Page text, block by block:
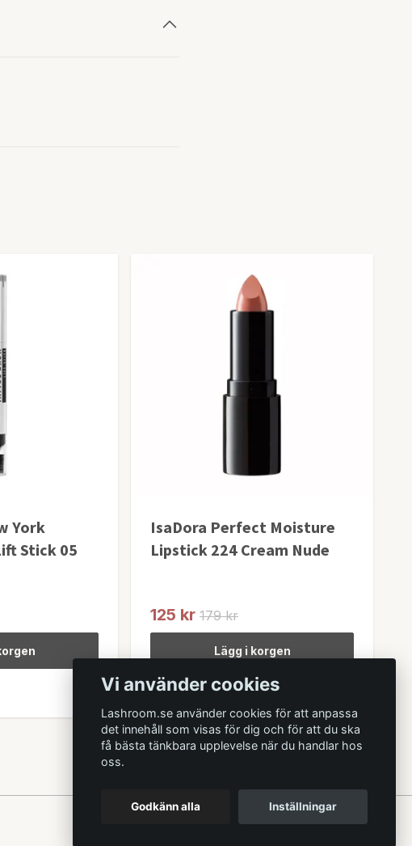
York
Stick 05
IsaDora Perfect Moisture
Lipstick 224 Cream Nude
125 kr 179 kr
Lägg i korgen
I lager
Vi använder cookies
Lashroom.se använder cookies för att anpassa
det innehåll som visas för dig och för att du ska
få bästa tänkbara upplevelse när du handlar hos
oss.
Godkänn alla Inställningar